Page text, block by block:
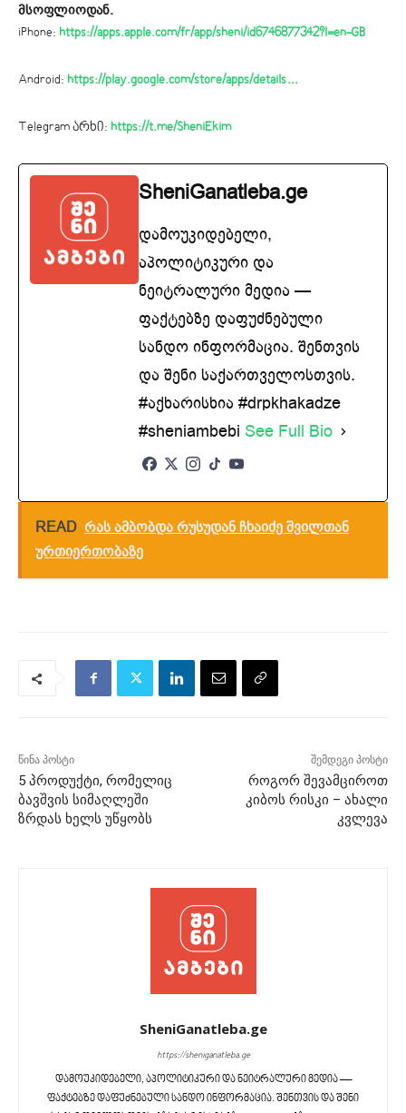
მსოფლიოდან.
iPhone: https://apps.apple.com/fr/app/sheni/id6746877342?l=en-GB
Android: https://play.google.com/store/apps/details…
Telegram არხი: https://t.me/SheniEkim
SheniGanatleba.ge
დამოუკიდებელი,
აპოლიტიკური და
ნეიტრალური მედია —
ფაქტებზე დაფუძნებული
სანდო ინფორმაცია. შენთვის
და შენი საქართველოსთვის.
#აქხარისხია #drpkhakadze
#sheniambebi See Full Bio
READ რას ამბობდა რუსუდან ჩხაიძე შვილთან
ურთიერთობაზე
წინა პოსტი
5 პროდუქტი, რომელიც
ბავშვის სიმაღლეში
ზრდას ხელს უწყობს
შემდეგი პოსტი
როგორ შევამციროთ
კიბოს რისკი – ახალი
კვლევა
SheniGanatleba.ge
https://sheniganatleba.ge
დამოუკიდებელი, აპოლიტიკური და ნეიტრალური მედია —
ფაქტებზე დაფუძნებული სანდო ინფორმაცია. შენთვის და შენი